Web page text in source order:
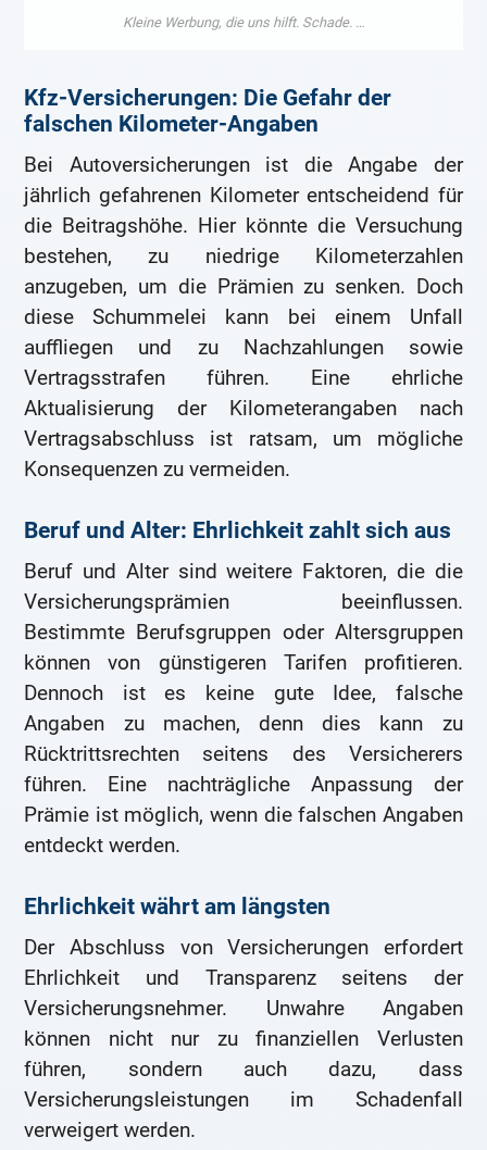
Kfz-Versicherungen: Die Gefahr der
falschen Kilometer-Angaben
Bei Autoversicherungen ist die Angabe der
jährlich gefahrenen Kilometer entscheidend für
die Beitragshöhe. Hier könnte die Versuchung
bestehen, zu niedrige Kilometerzahlen
anzugeben, um die Prämien zu senken. Doch
diese Schummelei kann bei einem Unfall
auffliegen und zu Nachzahlungen sowie
Vertragsstrafen führen. Eine ehrliche
Aktualisierung der Kilometerangaben nach
Vertragsabschluss ist ratsam, um mögliche
Konsequenzen zu vermeiden.
Beruf und Alter: Ehrlichkeit zahlt sich aus
Beruf und Alter sind weitere Faktoren, die die
Versicherungsprämien beeinflussen.
Bestimmte Berufsgruppen oder Altersgruppen
können von günstigeren Tarifen profitieren.
Dennoch ist es keine gute Idee, falsche
Angaben zu machen, denn dies kann zu
Rücktrittsrechten seitens des Versicherers
führen. Eine nachträgliche Anpassung der
Prämie ist möglich, wenn die falschen Angaben
entdeckt werden.
Ehrlichkeit währt am längsten
Der Abschluss von Versicherungen erfordert
Ehrlichkeit und Transparenz seitens der
Versicherungsnehmer. Unwahre Angaben
können nicht nur zu finanziellen Verlusten
führen, sondern auch dazu, dass
Versicherungsleistungen im Schadenfall
verweigert werden.